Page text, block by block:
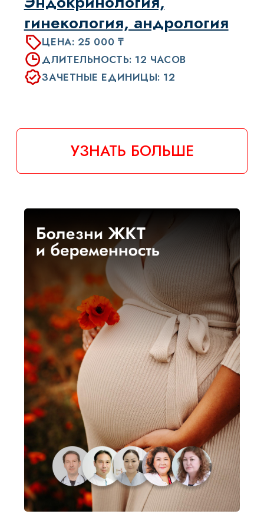
Колоректальный скрининг
и воспалительные
заболевания кишечника:
от визуализации к
интерпретации
ЦЕНА: 25 000 ₸
Хроническая болезнь
почек: диагностика,
лечение,
мультидисциплинарный
подход
ЦЕНА: 25 000 ₸